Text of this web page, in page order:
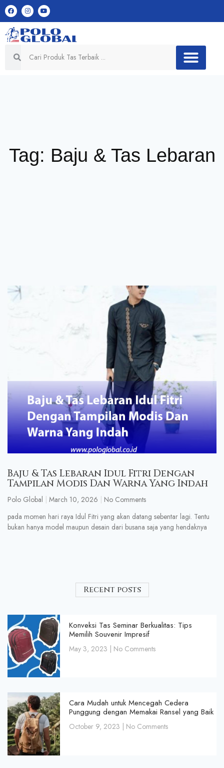
Tag: Baju & Tas Lebaran
Baju & Tas Lebaran Idul Fitri Dengan
Tampilan Modis Dan Warna Yang Indah
Polo Global March 10, 2026
No Comments
pada momen hari raya Idul Fitri yang akan datang sebentar lagi. Tentu
bukan hanya model maupun desain dari busana saja yang hendaknya
Recent posts
Konveksi Tas Seminar Berkualitas: Tips
Memilih Souvenir Impresif
May 3, 2023 No Comments
Cara Mudah untuk Mencegah Cedera
Punggung dengan Memakai Ransel yang Baik
October 9, 2023 No Comments